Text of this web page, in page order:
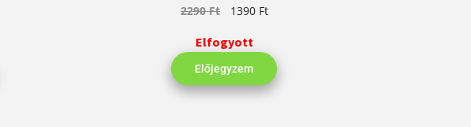
2290Ft 1390 Ft
Elfogyott
Előjegyzem